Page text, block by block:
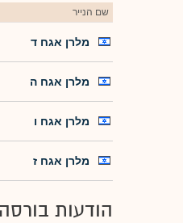
שם הנייר
מלרן אגח ד
מלרן אגח ה
מלרן אגח ו
מלרן אגח ז
הודעות